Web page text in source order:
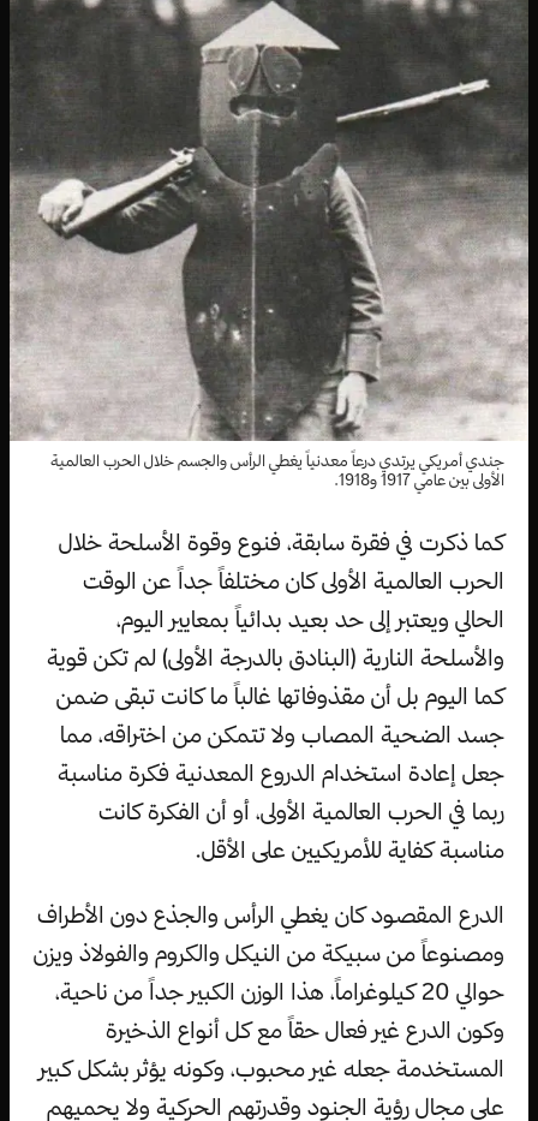
جندي أمريكي يرتدي درعاً معدنياً يغطي الرأس والجسم خلال الحرب العالمية
الأولى بين عامي 1917 و1918.
كما ذكرت في فقرة سابقة، فنوع وقوة الأسلحة خلال
الحرب العالمية الأولى كان مختلفاً جداً عن الوقت
الحالي ويعتبر إلى حد بعيد بدائياً بمعايير اليوم،
والأسلحة النارية (البنادق بالدرجة الأولى) لم تكن قوية
كما اليوم بل أن مقذوفاتها غالباً ما كانت تبقى ضمن
جسد الضحية المصاب ولا تتمكن من اختراقه، مما
جعل إعادة استخدام الدروع المعدنية فكرة مناسبة
ربما في الحرب العالمية الأولى، أو أن الفكرة كانت
مناسبة كفاية للأمريكيين على الأقل.
الدرع المقصود كان يغطي الرأس والجذع دون الأطراف
ومصنوعاً من سبيكة من النيكل والكروم والفولاذ ويزن
حوالي 20 كيلوغراماً، هذا الوزن الكبير جداً من ناحية،
وكون الدرع غير فعال حقاً مع كل أنواع الذخيرة
المستخدمة جعله غير محبوب، وكونه يؤثر بشكل كبير
على مجال رؤية الجنود وقدرتهم الحركية ولا يحميهم